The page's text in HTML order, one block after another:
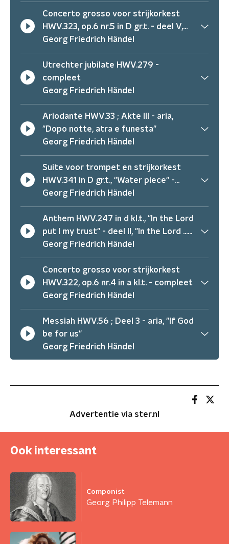
Concerto grosso voor strijkorkest
HWV.323, op.6 nr.5 in D gr.t. - deel V,
"Allegro"
Georg Friedrich Händel
Utrechter jubilate HWV.279 -
compleet
Georg Friedrich Händel
Ariodante HWV.33 ; Akte III - aria,
"Dopo notte, atra e funesta"
Georg Friedrich Händel
Suite voor trompet en strijkorkest
HWV.341 in D gr.t., ''Water piece" -
compleet
Georg Friedrich Händel
Anthem HWV.247 in d kl.t., "In the Lord
put I my trust" - deel II, "In the Lord ..."
+ deel III, "God is a constant sure
defence" + deel IV, "Behold The
wicked bend their.."
Georg Friedrich Händel
Concerto grosso voor strijkorkest
HWV.322, op.6 nr.4 in a kl.t. - compleet
Georg Friedrich Händel
Messiah HWV.56 ; Deel 3 - aria, "If God
be for us"
Georg Friedrich Händel
Advertentie via ster.nl
Ook interessant
Componist
Georg Philipp Telemann